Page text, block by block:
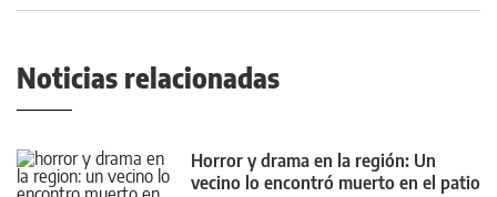
Noticias relacionadas
Horror y drama en la región: Un
vecino lo encontró muerto en el patio